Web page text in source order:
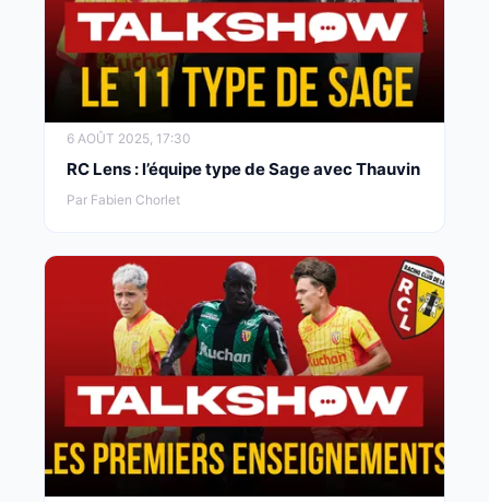
6 AOÛT 2025, 17:30
RC Lens : l’équipe type de Sage avec Thauvin
Par Fabien Chorlet